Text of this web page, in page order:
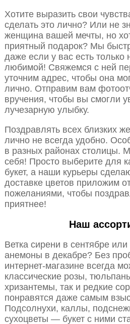
Хотите выразить свои
сделать это лично? Или не
женщина вашей мечты, но
приятный подарок? Мы
даже если у вас есть
любимой! Свяжемся с ней
уточним адрес, чтобы она
лично. Отправим вам
вручения, чтобы вы смогли
лучезарную улыбку.
Поздравлять всех близких
лично не всегда удобно.
в разных районах столицы.
себя! Просто выберите для
букет, а наши курьеры
доставке цветов приложим
пожеланиями, чтобы
приятнее!
Наш
Ветка сирени в сентябре
анемоны в декабре? Без
интернет-магазине всегда
классические розы,
хризантемы, так и редкие
понравятся даже самым
Подсолнухи, каллы,
сухоцветы — букет с ними